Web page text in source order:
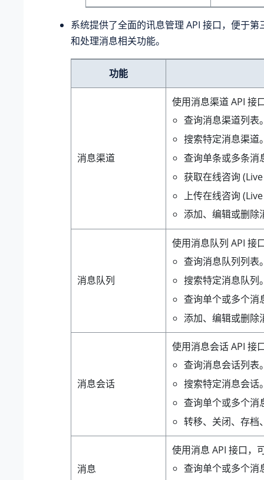
系统提供了全面的讯息管理 API 接口，便于第
和处理消息相关功能。
功能
消息渠道
使用消息渠道 API 接
查询消息渠道列表
搜索特定消息渠道
查询单条或多条消
获取在线咨询
上传在线咨询
添加、编辑或删除
消息队列
使用消息队列 API 接
查询消息队列列表
搜索特定消息队列
查询单个或多个消
添加、编辑或删除
消息会话
使用消息会话 API 接
查询消息会话列表
搜索特定消息会话
查询单个或多个消
转移、关闭、存档
消息
使用消息 API 接口，
查询单个或多个消